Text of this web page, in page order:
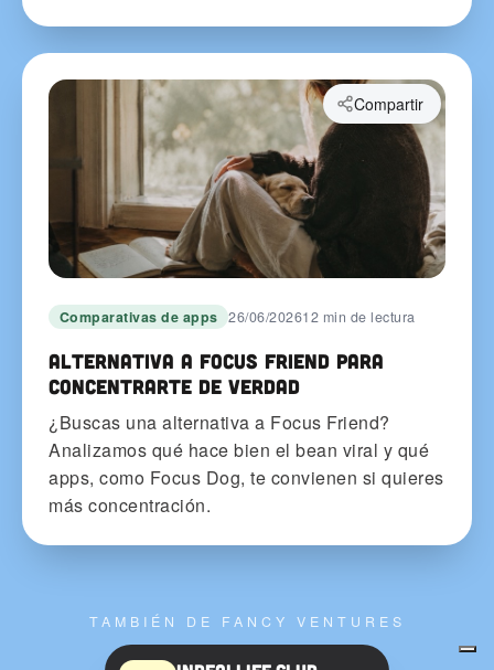
Comparativas de apps 26/06/202612 min de lectura
Alternativa a Focus Friend para
concentrarte de verdad
¿Buscas una alternativa a Focus Friend?
Analizamos qué hace bien el bean viral y qué
apps, como Focus Dog, te convienen si quieres
más concentración.
Compartir
TAMBIÉN DE FANCY VENTURES